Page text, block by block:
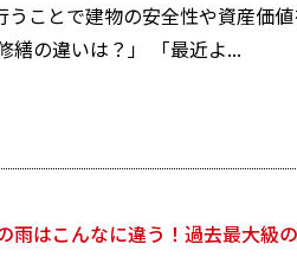
ことで建物の安全性や資産価
繕の違いは？」 「最近よ...
雨はこんなに違う！過去最大級